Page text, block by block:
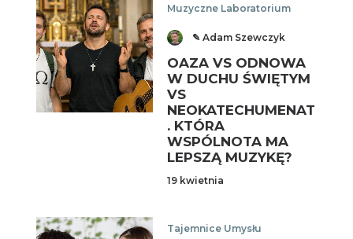
Muzyczne Laboratorium
✎ Adam Szewczyk
OAZA VS ODNOWA
W DUCHU ŚWIĘTYM
VS
NEOKATECHUMENAT
. KTÓRA
WSPÓLNOTA MA
LEPSZĄ MUZYKĘ?
19 kwietnia
Tajemnice Umysłu